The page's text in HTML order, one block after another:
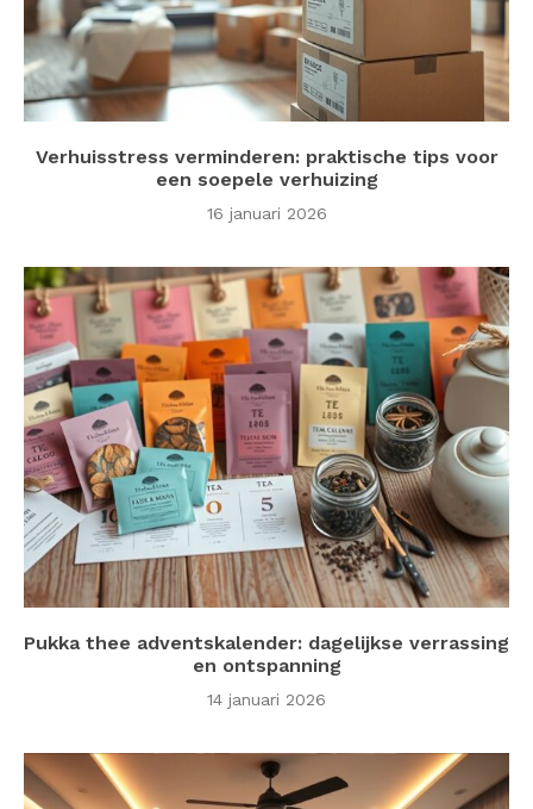
Verhuisstress verminderen: praktische tips voor
een soepele verhuizing
16 januari 2026
Pukka thee adventskalender: dagelijkse verrassing
en ontspanning
14 januari 2026